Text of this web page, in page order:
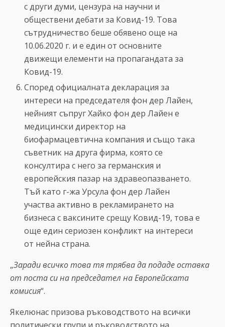
с други думи, цензура на научни и
обществени дебати за Ковид-19. Това
сътрудничество беше обявено още на
10.06.2020 г. и е един от основните
движещи елементи на пропагандата за
Ковид-19.
Според официалната декларация за
интереси на председателя фон дер Лайен,
нейният съпруг Хайко фон дер Лайен е
медицински директор на
биофармацевтична компания и също така
съветник на друга фирма, която се
консултира с него за германския и
европейския пазар на здравеопазването.
Тъй като г-жа Урсула фон дер Лайен
участва активно в рекламирането на
бизнеса с ваксините срещу Ковид-19, това е
още един сериозен конфликт на интереси
от нейна страна.
„Заради всичко това тя трябва да подаде оставка
от поста си на председател на Европейската
комисия“.
Якелюнас призова ръководството на всички
политически групи и ръководството на